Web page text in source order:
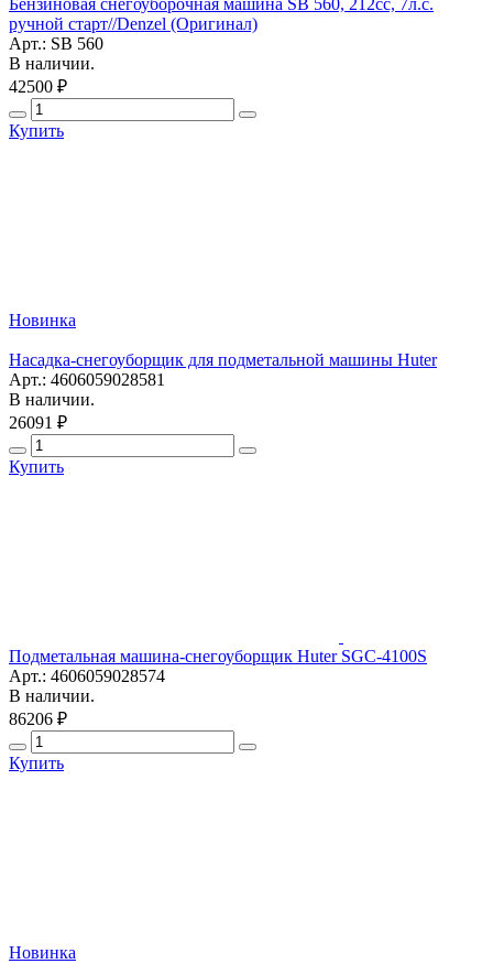
ручной старт//Denzel (Оригинал)
Арт.: SB 560
В наличии.
42500 ₽
Купить
Новинка
Насадка-снегоуборщик для подметальной машины Huter
Арт.: 4606059028581
В наличии.
26091 ₽
Купить
Подметальная машина-снегоуборщик Huter SGC-4100S
Арт.: 4606059028574
В наличии.
86206 ₽
Купить
Новинка